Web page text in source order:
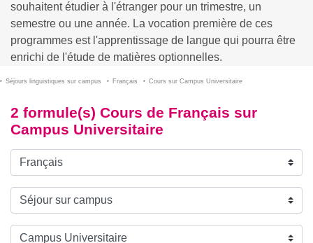
souhaitent étudier à l'étranger pour un trimestre, un
semestre ou une année. La vocation première de ces
programmes est l'apprentissage de langue qui pourra être
enrichi de l'étude de matières optionnelles.
Séjours linguistiques sur campus Français Cours sur Campus Universitaire
2 formule(s) Cours de Français sur
Campus Universitaire